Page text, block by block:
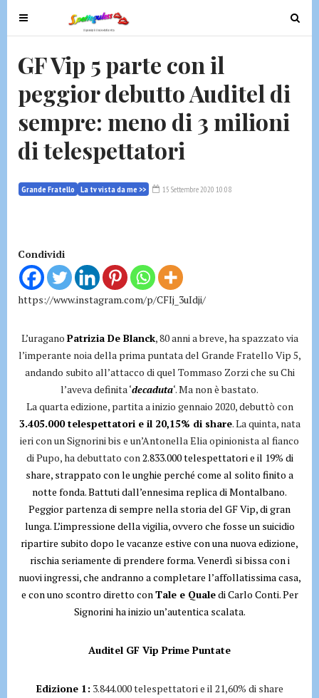
T
o
g
e
n
v
g
o
n
T
o
e
GF Vip 5 parte con il
peggior debutto Auditel di
sempre: meno di 3 milioni
di telespettatori
Grande Fratello La tv vista da me >> 15 Settembre 2020 10:08
Condividi
https://www.instagram.com/p/CFIj_3uIdji/
L’uragano Patrizia De Blanck, 80 anni a breve, ha spazzato via
l’imperante noia della prima puntata del Grande Fratello Vip 5,
andando subito all’attacco di quel Tommaso Zorzi che su Chi
l’aveva definita ‘decaduta‘. Ma non è bastato.
La quarta edizione, partita a inizio gennaio 2020, debuttò con
3.405.000 telespettatori e il 20,15% di share. La quinta, nata
ieri con un Signorini bis e un’Antonella Elia opinionista al fianco
di Pupo, ha debuttato con2.833.000 telespettatori e il 19% di
share, strappato con le unghie perché come al solito finito a
notte fonda. Battuti dall’ennesima replica di Montalbano.
Peggior partenza di sempre nella storia del GF Vip, di gran
lunga. L’impressione della vigilia, ovvero che fosse un suicidio
ripartire subito dopo le vacanze estive con una nuova edizione,
rischia seriamente di prendere forma. Venerdì si bissa con i
nuovi ingressi, che andranno a completare l’affollatissima casa,
e con uno scontro diretto conTale e Qualedi Carlo Conti. Per
Signorini ha inizio un’autentica scalata.
Auditel GF Vip Prime Puntate
Edizione 1: 3.844.000 telespettatori e il 21,60% di share